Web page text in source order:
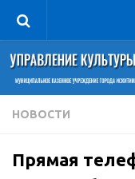
Управление
Руководитель
Сведения об
Книга почета
НОВОСТИ
Прямая